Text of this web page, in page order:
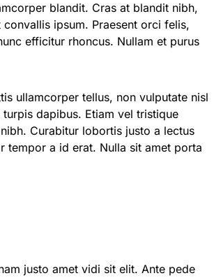
blandit. Cras at blandit nibh,
ipsum. Praesent orci felis,
efficitur rhoncus. Nullam et purus
ullamcorper tellus, non vulputate nisl
dapibus. Etiam vel tristique
Curabitur lobortis justo a lectus
tempor a id erat. Nulla sit amet porta
justo amet vidi sit elit. Ante pede